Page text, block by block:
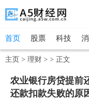
首页 股票 科技
主页 > 理财 > > 正文
农业银行房贷提前
还款扣款失败的原